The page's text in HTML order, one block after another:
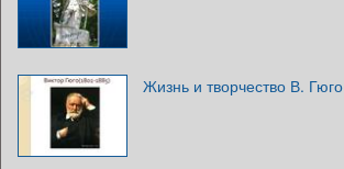
Жизнь и творчество В. Гюго